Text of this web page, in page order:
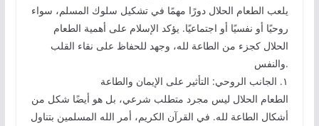
يلعب الطعام الحلال دورًا مهمًا في تشكيل سلوك المسلم، سواء
روحيًا أو نفسيًا أو اجتماعيًا. يؤكد الإسلام على أهمية الطعام
الحلال كجزء من الطاعة لله، وجهد للحفاظ على نقاء القلب
والنفس.
١. الجانب الروحي: التأثير على الإيمان والطاعة
الطعام الحلال ليس مجرد متطلب شرعي، بل هو أيضًا شكل من
أشكال الطاعة لله. في القرآن الكريم، أمر الله المسلمين بتناول